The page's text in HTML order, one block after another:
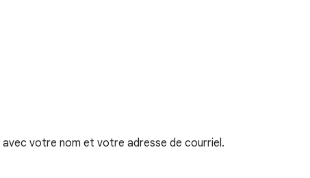
avec votre nom et votre adresse de courriel.